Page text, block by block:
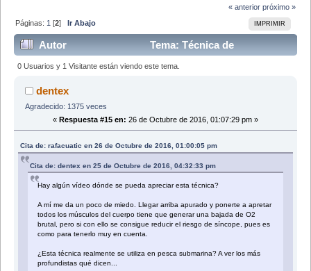
« anterior próximo »
IMPRIMIR
Páginas: 1 [2]Ir Abajo
Autor
Tema: Técnica de
respiración antes de la inmersión. (Leído 28726 veces)
0 Usuarios y 1 Visitante están viendo este tema.
dentex
Agradecido: 1375 veces
« Respuesta #15 en: 26 de Octubre de 2016, 01:07:29 pm »
Cita de: rafacuatic en 26 de Octubre de 2016, 01:00:05 pm
Cita de: dentex en 25 de Octubre de 2016, 04:32:33 pm
Hay algún vídeo dónde se pueda apreciar esta técnica?
A mí me da un poco de miedo. Llegar arriba apurado y ponerte a apretar
todos los músculos del cuerpo tiene que generar una bajada de O2
brutal, pero si con ello se consigue reducir el riesgo de síncope, pues es
como para tenerlo muy en cuenta.
¿Esta técnica realmente se utiliza en pesca submarina? A ver los más
profundistas qué dicen...